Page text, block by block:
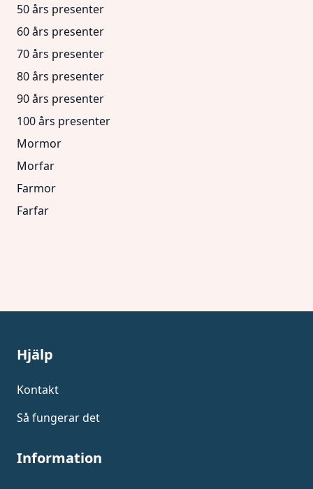
50 års presenter
60 års presenter
70 års presenter
80 års presenter
90 års presenter
100 års presenter
Mormor
Morfar
Farmor
Farfar
Hjälp
Kontakt
Så fungerar det
Information